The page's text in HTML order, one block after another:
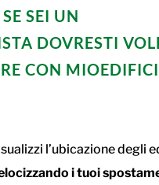
SEI UN
DOVRESTI
CON
l’ubicazione degli
i tuoi